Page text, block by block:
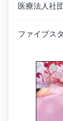
医療法人社
ファイブス